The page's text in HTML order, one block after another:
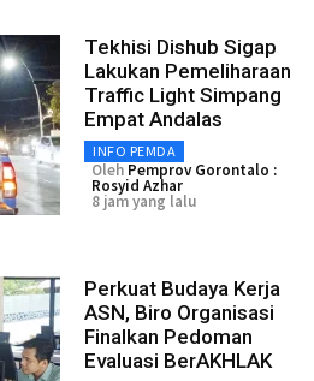
Tekhisi Dishub Sigap
Lakukan Pemeliharaan
Traffic Light Simpang
Empat Andalas
INFO PEMDA
Oleh Pemprov Gorontalo :
Rosyid Azhar
8 jam yang lalu
Perkuat Budaya Kerja
ASN, Biro Organisasi
Finalkan Pedoman
Evaluasi BerAKHLAK